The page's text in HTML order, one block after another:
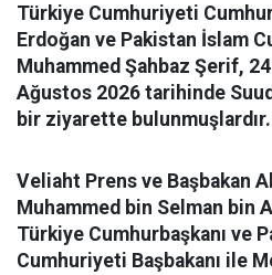
Türkiye Cumhuriyeti
Erdoğan ve Pakistan İslam
Muhammed Şahbaz Şerif,
Ağustos 2026 tarihinde
bir ziyarette bulunmuşlardır.
Veliaht Prens ve Başbakan
Muhammed bin Selman bin
Türkiye Cumhurbaşkanı ve
Cumhuriyeti Başbakanı ile